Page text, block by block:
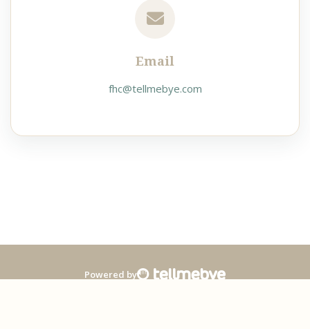
Email
fhc@tellmebye.com
Powered by